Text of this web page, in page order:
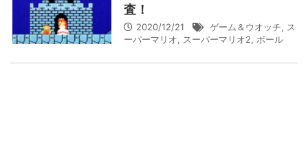
査！
2020/12/21 ゲーム＆ウオッチ, ス
ーパーマリオ, スーパーマリオ2, ボール